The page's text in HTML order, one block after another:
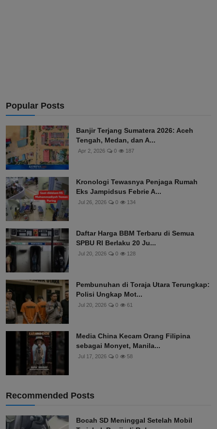
Popular Posts
Banjir Terjang Sumatera 2026: Aceh
Tengah, Medan, dan A...
Apr 2, 2026 0 187
Kronologi Tewasnya Penjaga Rumah
Eks Jampidsus Febrie A...
Jul 26, 2026 0 134
Daftar Harga BBM Terbaru di Semua
SPBU RI Berlaku 20 Ju...
Jul 20, 2026 0 128
Pembunuhan di Toraja Utara Terungkap:
Polisi Ungkap Mot...
Jul 20, 2026 0 61
Media China Kecam Orang Filipina
sebagai Monyet, Manila...
Jul 17, 2026 0 58
Recommended Posts
Bocah SD Meninggal Setelah Mobil